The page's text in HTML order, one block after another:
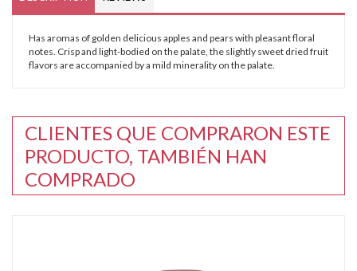
Has aromas of golden delicious apples and pears with pleasant floral
notes. Crisp and light-bodied on the palate, the slightly sweet dried fruit
flavors are accompanied by a mild minerality on the palate.
CLIENTES QUE COMPRARON ESTE
PRODUCTO, TAMBIÉN HAN
COMPRADO